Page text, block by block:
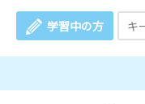
学習中の方